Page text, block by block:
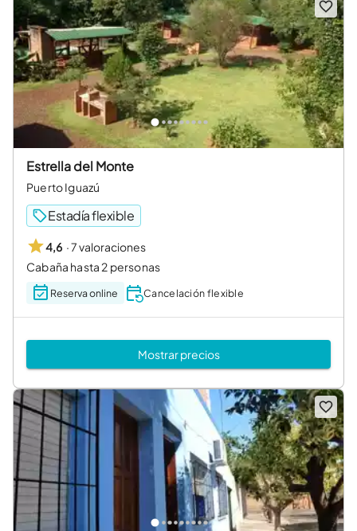
Estrella del Monte
Puerto Iguazú
Estadía flexible
4,6 ·7 valoraciones
Cabaña hasta 2 personas
Reserva online Cancelación flexible
Mostrar precios